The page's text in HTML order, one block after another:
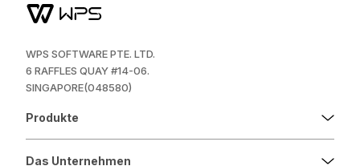
WPS SOFTWARE PTE. LTD.
6 RAFFLES QUAY #14-06.
SINGAPORE(048580)
Produkte
Das Unternehmen